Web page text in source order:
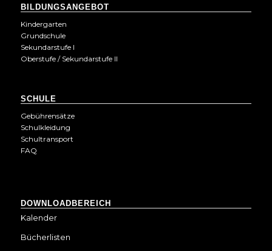
BILDUNGSANGEBOT
Kindergarten
Grundschule
Sekundarstufe I
Oberstufe / Sekundarstufe II
SCHULE
Gebührensätze
Schulkleidung
Schultransport
FAQ
DOWNLOADBEREICH
Kalender
Bücherlisten